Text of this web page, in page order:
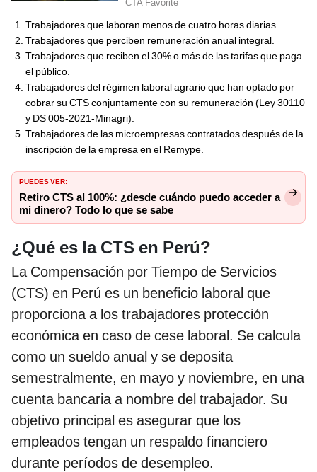
Trabajadores que laboran menos de cuatro horas diarias.
Trabajadores que perciben remuneración anual integral.
Trabajadores que reciben el 30% o más de las tarifas que paga
el público.
Trabajadores del régimen laboral agrario que han optado por
cobrar su CTS conjuntamente con su remuneración (Ley 30110
y DS 005-2021-Minagri).
Trabajadores de las microempresas contratados después de la
inscripción de la empresa en el Remype.
PUEDES VER:
Retiro CTS al 100%: ¿desde cuándo puedo acceder a
mi dinero? Todo lo que se sabe
¿Qué es la CTS en Perú?
La Compensación por Tiempo de Servicios
(CTS) en Perú es un beneficio laboral que
proporciona a los trabajadores protección
económica en caso de cese laboral. Se calcula
como un sueldo anual y se deposita
semestralmente, en mayo y noviembre, en una
cuenta bancaria a nombre del trabajador. Su
objetivo principal es asegurar que los
empleados tengan un respaldo financiero
durante períodos de desempleo.